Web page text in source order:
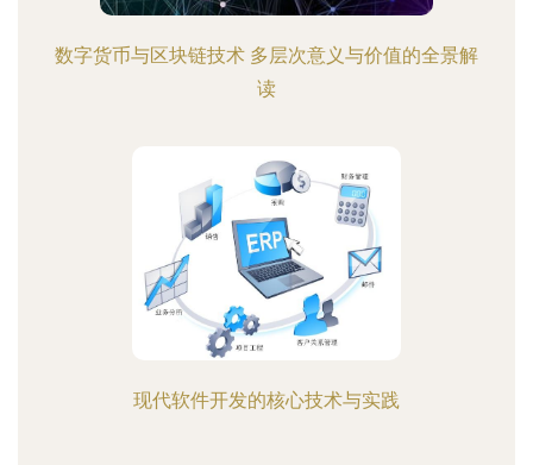
数字货币与区块链技术 多层次意义与价值的全景解
读
现代软件开发的核心技术与实践